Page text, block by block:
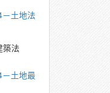
土地法
築法
土地最